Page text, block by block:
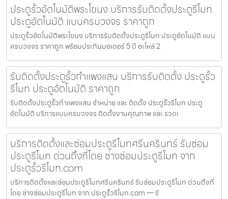
ประตูรั้วอัตโนมัติพระโขนง บริการรับติดตั้งประตูรีโมท
ประตูอัตโนมัติ แบบครบวงจร ราคาถูก
ประตูรั้วอัตโนมัติพระโขนง บริการรับติดตั้งประตูรีโมท ประตูอัตโนมัติ แบบ
ครบวงจร ราคาถูก พร้อมประกันมอเตอร์ 5 ปี อะไหล่ 2
รับติดตั้งประตูรั้วกำแพงแสน บริการรับติดตั้ง ประตูรั้ว
รีโมท ประตูอัตโนมัติ ราคาถูก
รับติดตั้งประตูรั้วกำแพงแสน จำหน่าย และ ติดตั้ง ประตูรั้วรีโมท ประตู
อัตโนมัติ บริการแบบครบวงจร ติดตั้งงานคุณภาพ และ รวดเ
บริการติดตั้งและซ่อมประตูรีโมทศรีนครินทร์ รับซ่อม
ประตูรีโมท ด่วนถึงที่โดย ช่างซ่อมประตูรีโมท จาก
ประตูรั้วรีโมท.com
บริการติดตั้งและซ่อมประตูรีโมทศรีนครินทร์ รับซ่อมประตูรีโมท ด่วนถึงที่
โดย ช่างซ่อมประตูรีโมท จาก ประตูรั้วรีโมท.com — รั